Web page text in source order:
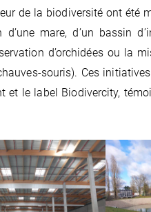
de la biodiversité ont été
mare, d’un bassin
d’orchidées ou la
souris). Ces
et le label Biodivercity,